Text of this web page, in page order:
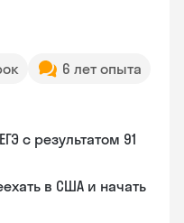
6 лет опыта
с результатом 91
в США и начать